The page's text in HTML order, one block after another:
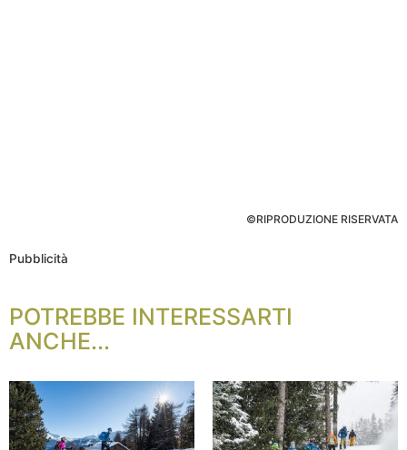
©RIPRODUZIONE RISERVATA
Pubblicità
POTREBBE INTERESSARTI
ANCHE...